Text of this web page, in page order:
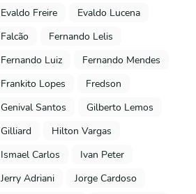
Evaldo Freire
Evaldo Lucena
Falcão
Fernando Lelis
Fernando Luiz
Fernando Mendes
Frankito Lopes
Fredson
Genival Santos
Gilberto Lemos
Gilliard
Hilton Vargas
Ismael Carlos
Ivan Peter
Jerry Adriani
Jorge Cardoso